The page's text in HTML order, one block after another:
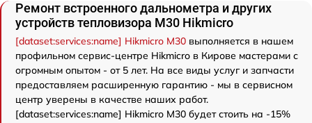
Ремонт встроенного дальнометра и других
устройств тепловизора M30 Hikmicro
[dataset:services:name] Hikmicro M30 выполняется в нашем
профильном сервис-центре Hikmicro в Кирове мастерами с
огромным опытом - от 5 лет. На все виды услуг и запчасти
предоставляем расширенную гарантию - мы в сервисном
центр уверены в качестве наших работ.
[dataset:services:name] Hikmicro M30 будет стоить на -15%